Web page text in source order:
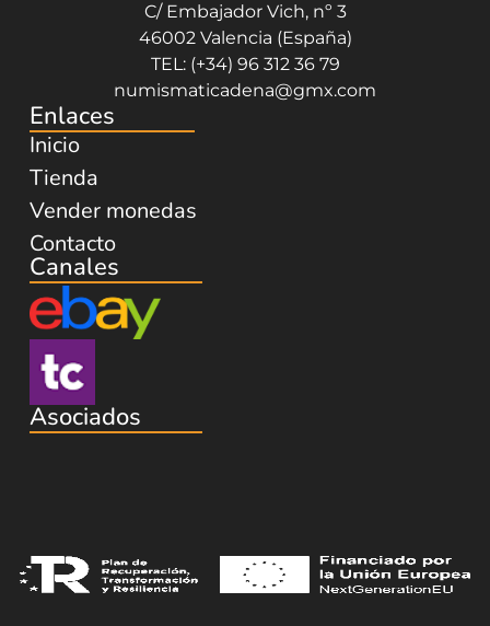
C/ Embajador Vich, nº 3
46002 Valencia (España)
TEL: (+34) 96 312 36 79
numismaticadena@gmx.com
Enlaces
Inicio
Tienda
Vender monedas
Contacto
Canales
Asociados